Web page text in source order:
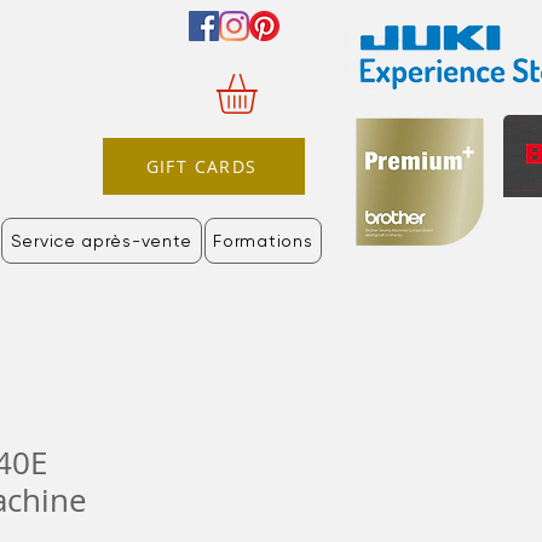
GIFT CARDS
Service après-vente Formations